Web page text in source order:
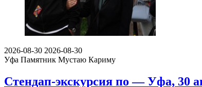
2026-08-30 2026-08-30
Уфа Памятник Мустаю Кариму
Стендап-экскурсия по — Уфа, 30